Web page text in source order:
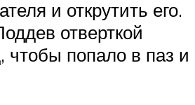
и открутить его.
отверткой
чтобы попало в паз и